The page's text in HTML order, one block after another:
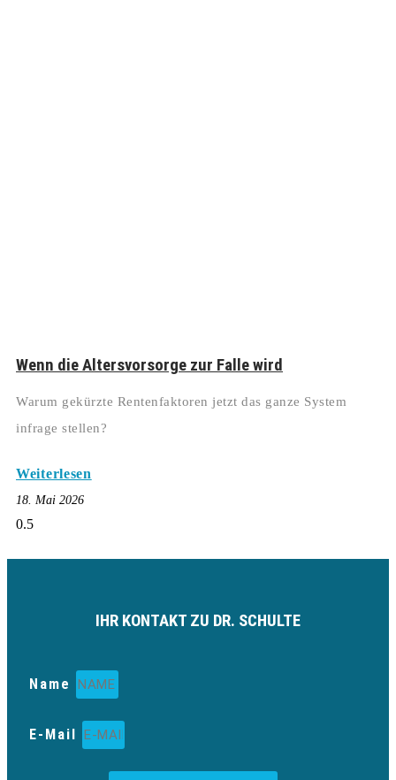
Wenn die Altersvorsorge zur Falle wird
Warum gekürzte Rentenfaktoren jetzt das ganze System
infrage stellen?
Weiterlesen
18. Mai 2026
IHR KONTAKT ZU DR. SCHULTE
Name
E-Mail